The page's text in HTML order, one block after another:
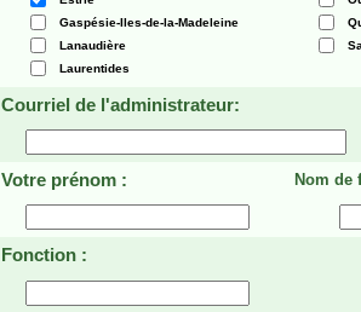
Gaspésie-Iles-de-la-Madeleine
Lanaudière
Laurentides
Courriel de l'administrateur:
Votre prénom : Nom de
Fonction :